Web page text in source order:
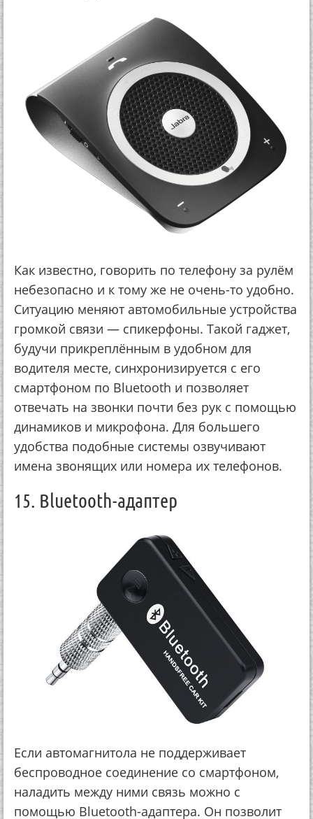
Как известно, говорить по телефону за рулём
небезопасно и к тому же не очень-то удобно.
Ситуацию меняют автомобильные устройства
громкой связи — спикерфоны. Такой гаджет,
будучи прикреплённым в удобном для
водителя месте, синхронизируется с его
смартфоном по Bluetooth и позволяет
отвечать на звонки почти без рук с помощью
динамиков и микрофона. Для большего
удобства подобные системы озвучивают
имена звонящих или номера их телефонов.
15. Bluetooth-адаптер
Если автомагнитола не поддерживает
беспроводное соединение со смартфоном,
наладить между ними связь можно с
помощью Bluetooth-адаптера. Он позволит